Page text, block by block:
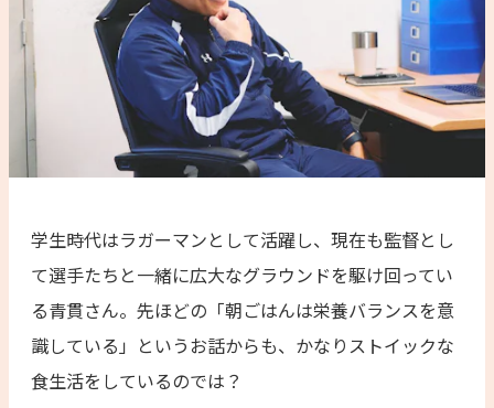
学生時代はラガーマンとして活躍し、現在も監督とし
て選手たちと一緒に広大なグラウンドを駆け回ってい
る青貫さん。先ほどの「朝ごはんは栄養バランスを意
識している」というお話からも、かなりストイックな
食生活をしているのでは？